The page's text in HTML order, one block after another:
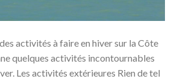
activités à faire en hiver sur la Côte
quelques activités incontournables
Les activités extérieures Rien de tel